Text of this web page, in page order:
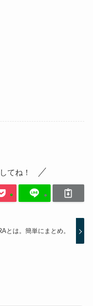
てね！
とは。簡単にまとめ。